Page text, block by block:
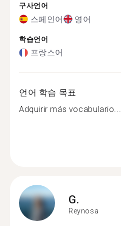
구사언어
스페인어 영어
학습언어
프랑스어
언어 학습 목표
Adquirir más vocabulario...
G.
Reynosa